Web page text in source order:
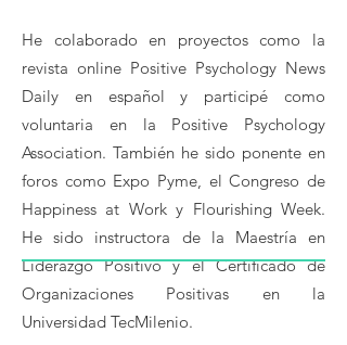
He colaborado en proyectos como la
revista online Positive Psychology News
Daily en español y participé como
voluntaria en la Positive Psychology
Association. También he sido ponente en
foros como Expo Pyme, el Congreso de
Happiness at Work y Flourishing Week.
He sido instructora de la Maestría en
Liderazgo Positivo y el Certificado de
Organizaciones Positivas en la
Universidad TecMilenio.